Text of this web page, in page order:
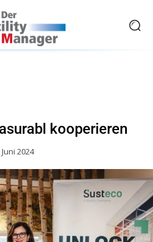
kooperieren
Juni 2024